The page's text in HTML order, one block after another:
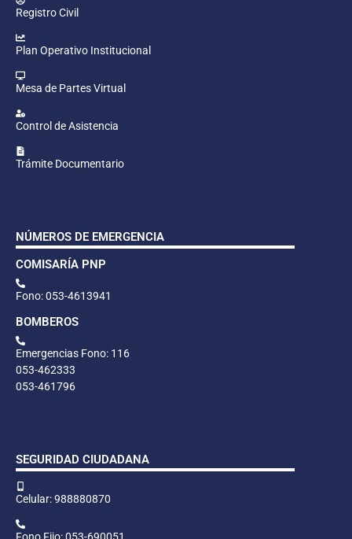
Registro Civil
Plan Operativo Institucional
Mesa de Partes Virtual
Control de Asistencia
Trámite Documentario
NÚMEROS DE EMERGENCIA
COMISARÍA PNP
Fono: 053-4613941
BOMBEROS
Emergencias Fono: 116
053-462333
053-461796
SEGURIDAD CIUDADANA
Celular: 988880870
Fono Fijo: 053-690051